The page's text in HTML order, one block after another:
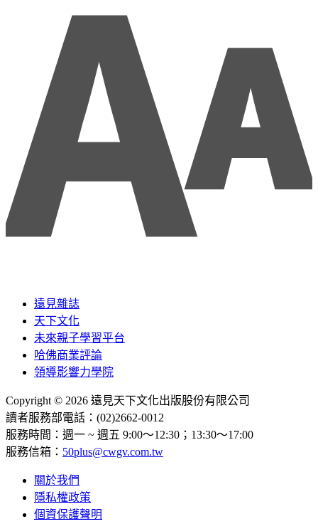
遠見雜誌
天下文化
未來親子學習平台
哈佛商業評論
領導影響力學院
Copyright © 2026 遠見天下文化出版股份有限公司
讀者服務部電話：(02)2662-0012
服務時間：週一 ~ 週五 9:00～12:30；13:30～17:00
服務信箱： 50plus@cwgv.com.tw
關於我們
隱私權政策
個資保護聲明